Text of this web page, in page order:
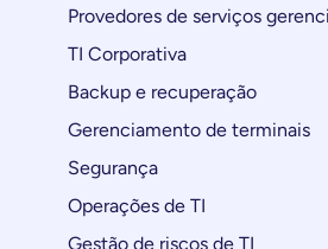
Provedores de serviços
TI Corporativa
Backup e recuperação
Gerenciamento de terminais
Segurança
Operações de TI
Gestão de riscos de TI